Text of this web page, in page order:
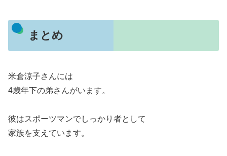
まとめ
米倉涼子さんには
4歳年下の弟さんがいます。
彼はスポーツマンでしっかり者として
家族を支えています。